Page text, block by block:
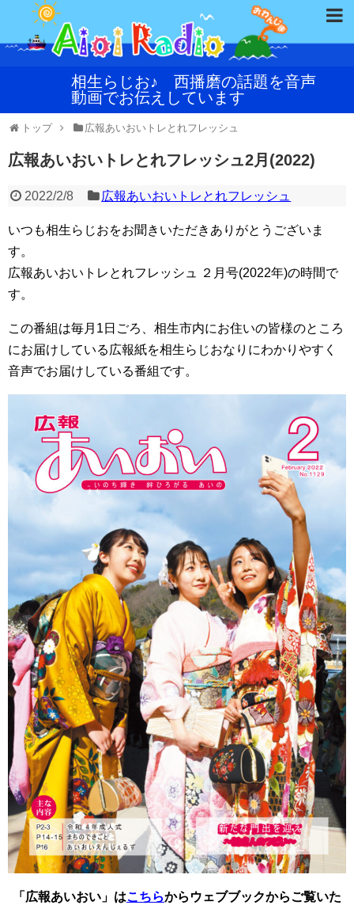
相生らじお♪ 西播磨の話題を音声
動画でお伝えしています
トップ 広報あいおいトレとれフレッシュ
広報あいおいトレとれフレッシュ2月(2022)
2022/2/8 広報あいおいトレとれフレッシュ
いつも相生らじおをお聞きいただきありがとうございま
す。
広報あいおいトレとれフレッシュ ２月号(2022年)の時間で
す。
この番組は毎月1日ごろ、相生市内にお住いの皆様のところ
にお届けしている広報紙を相生らじおなりにわかりやすく
音声でお届けしている番組です。
「広報あいおい」はこちらからウェブブックからご覧いた